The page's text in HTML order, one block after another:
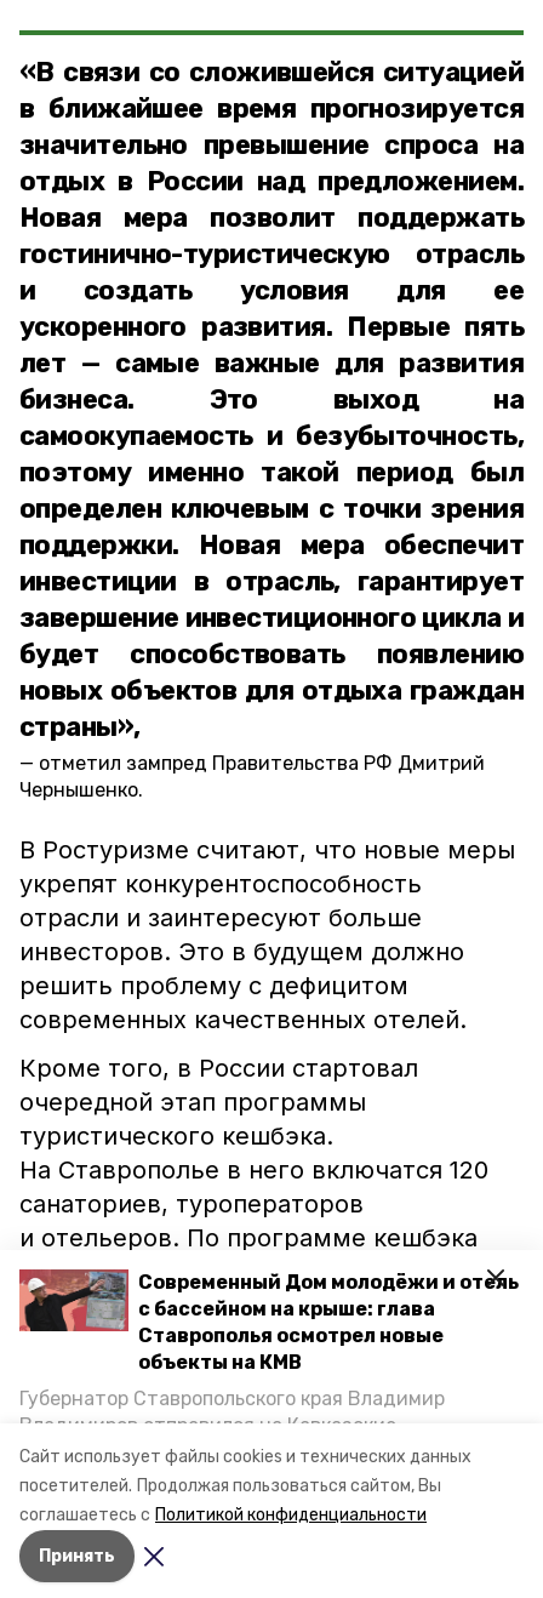
Сайт использует файлы cookies и технических данных
посетителей. Продолжая пользоваться сайтом, Вы
соглашаетесь с Политикой конфиденциальности
Принять
Современный Дом молодёжи и отель
с бассейном на крыше: глава
Ставрополья осмотрел новые
объекты на КМВ
Губернатор Ставропольского края Владимир
Владимиров отправился на Кавказские
Минеральные Воды, чтобы проинспектировать
строительство объектов в Кисловодске и
Минводах, а также выслушать предложения о
постройке новых точек притяжения для местных
жителей. Подробнее — в материале «Победы26».
«В связи со сложившейся ситуацией
в ближайшее время прогнозируется
значительно превышение спроса на
отдых в России над предложением.
Новая мера позволит поддержать
гостинично-туристическую отрасль
и создать условия для ее
ускоренного развития. Первые пять
лет — самые важные для развития
бизнеса. Это выход на
самоокупаемость и безубыточность,
поэтому именно такой период был
определен ключевым с точки зрения
поддержки. Новая мера обеспечит
инвестиции в отрасль, гарантирует
завершение инвестиционного цикла и
будет способствовать появлению
новых объектов для отдыха граждан
страны»,
отметил зампред Правительства РФ Дмитрий
Чернышенко.
В Ростуризме считают, что новые меры
укрепят конкурентоспособность
отрасли и заинтересуют больше
инвесторов. Это в будущем должно
решить проблему с дефицитом
современных качественных отелей.
Кроме того, в России стартовал
очередной этап программы
туристического кешбэка.
На Ставрополье в него включатся 120
санаториев, туроператоров
и отельеров. По программе кешбэка
возвращается 20 процентов стоимости
тура или проживания в отеле,
но не более 20 тысяч рублей.
Обязательное условие — оплата картой
«Мир».
россия налоговые льготы ростуризм
дмитрий чернышенко